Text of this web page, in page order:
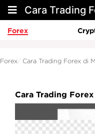
Forex
Forex Cara Trading Forex di
Cara Trading